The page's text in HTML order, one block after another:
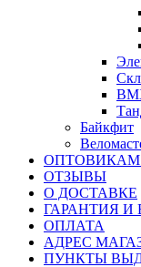
Байкфит
ОТЗЫВЫ
О ДОСТАВКЕ
ГАРАНТИЯ И
ОПЛАТА
АДРЕС
ПУНКТЫ